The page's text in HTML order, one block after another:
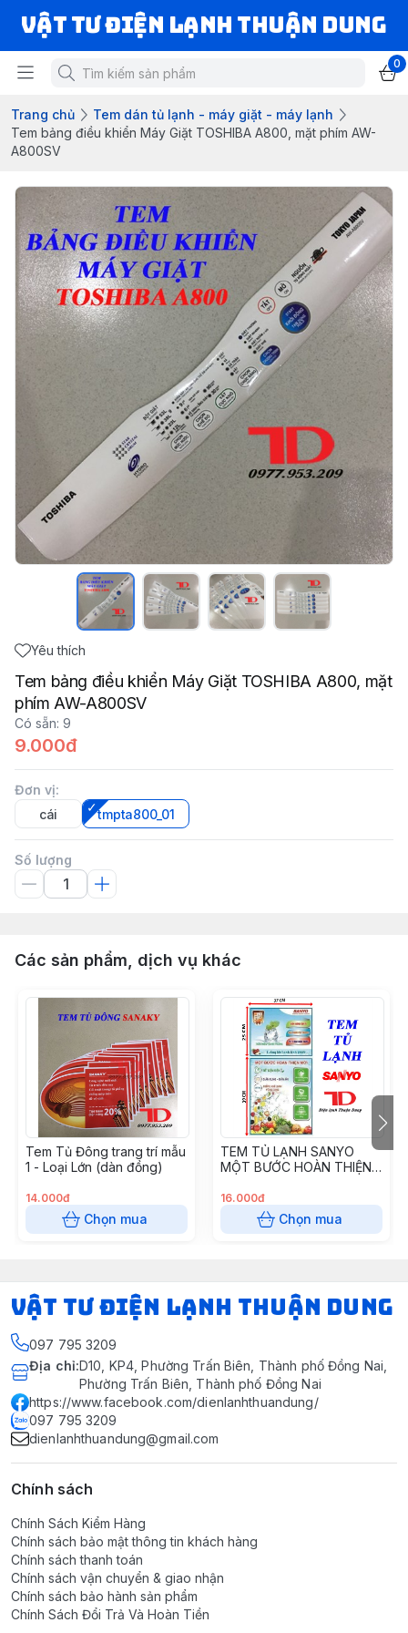
VẬT TƯ ĐIỆN LẠNH THUẬN DUNG
0
Trang chủ
Tem dán tủ lạnh - máy giặt - máy lạnh
Tem bảng điều khiển Máy Giặt TOSHIBA A800, mặt phím AW-
A800SV
Yêu thích
Tem bảng điều khiển Máy Giặt TOSHIBA A800, mặt
phím AW-A800SV
Có sẵn: 9
9.000đ
Đơn vị:
cái
tmpta800_01
Số lượng
Các sản phẩm, dịch vụ khác
Tem Tủ Đông trang trí mẫu
1 - Loại Lớn (dàn đồng)
14.000đ
Chọn mua
TEM TỦ LẠNH SANYO
MỘT BƯỚC HOÀN THIỆN
16.000đ
Chọn mua
VẬT TƯ ĐIỆN LẠNH THUẬN DUNG
097 795 3209
Địa chỉ:D10, KP4, Phường Trấn Biên, Thành phố Đồng Nai,
Phường Trấn Biên, Thành phố Đồng Nai
https://www.facebook.com/dienlanhthuandung/
097 795 3209
dienlanhthuandung@gmail.com
Chính sách
Chính Sách Kiểm Hàng
Chính sách bảo mật thông tin khách hàng
Chính sách thanh toán
Chính sách vận chuyển & giao nhận
Chính sách bảo hành sản phẩm
Chính Sách Đổi Trả Và Hoàn Tiền